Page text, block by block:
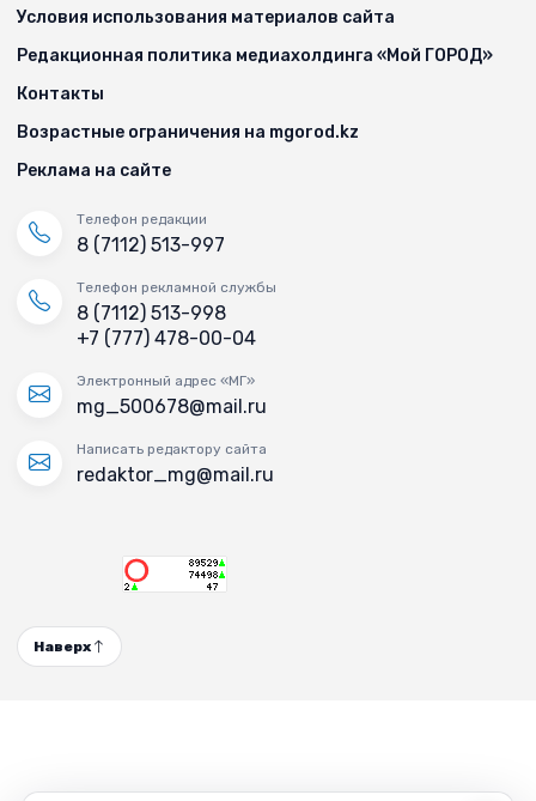
Условия использования материалов сайта
Редакционная политика медиахолдинга «Мой ГОРОД»
Контакты
Возрастные ограничения на mgorod.kz
Реклама на сайте
Телефон редакции
8 (7112) 513-997
Телефон рекламной службы
8 (7112) 513-998
+7 (777) 478-00-04
Электронный адрес «МГ»
mg_500678@mail.ru
Написать редактору сайта
redaktor_mg@mail.ru
Наверх